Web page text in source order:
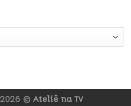
© Ateliê na TV